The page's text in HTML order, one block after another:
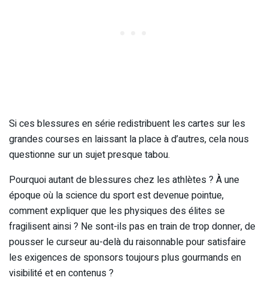
Si ces blessures en série redistribuent les cartes sur les
grandes courses en laissant la place à d’autres, cela nous
questionne sur un sujet presque tabou.
Pourquoi autant de blessures chez les athlètes ? À une
époque où la science du sport est devenue pointue,
comment expliquer que les physiques des élites se
fragilisent ainsi ? Ne sont-ils pas en train de trop donner, de
pousser le curseur au-delà du raisonnable pour satisfaire
les exigences de sponsors toujours plus gourmands en
visibilité et en contenus ?